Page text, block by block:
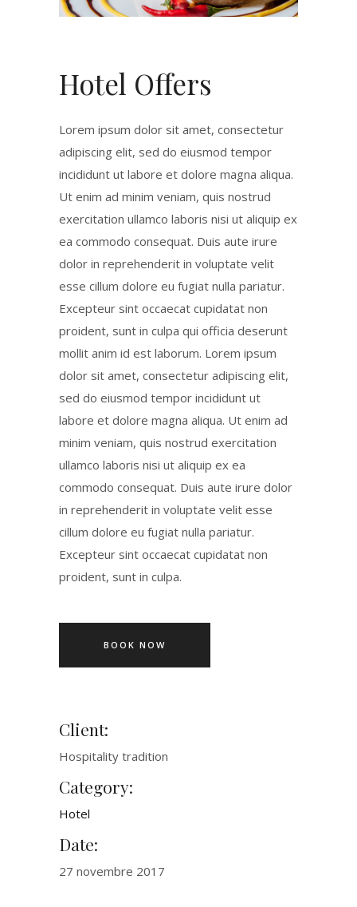
Hotel Offers
Lorem ipsum dolor sit amet, consectetur
adipiscing elit, sed do eiusmod tempor
incididunt ut labore et dolore magna aliqua.
Ut enim ad minim veniam, quis nostrud
exercitation ullamco laboris nisi ut aliquip ex
ea commodo consequat. Duis aute irure
dolor in reprehenderit in voluptate velit
esse cillum dolore eu fugiat nulla pariatur.
Excepteur sint occaecat cupidatat non
proident, sunt in culpa qui officia deserunt
mollit anim id est laborum. Lorem ipsum
dolor sit amet, consectetur adipiscing elit,
sed do eiusmod tempor incididunt ut
labore et dolore magna aliqua. Ut enim ad
minim veniam, quis nostrud exercitation
ullamco laboris nisi ut aliquip ex ea
commodo consequat. Duis aute irure dolor
in reprehenderit in voluptate velit esse
cillum dolore eu fugiat nulla pariatur.
Excepteur sint occaecat cupidatat non
proident, sunt in culpa.
BOOK NOW
Client:
Hospitality tradition
Category:
Hotel
Date:
27 novembre 2017